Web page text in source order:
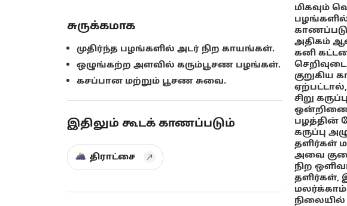
சுருக்கமாக
முதிர்ந்த பழங்களில் அடர் நிற காயங்கள்.
ஒழுங்கற்ற அளவில் கரும்பூசண பழங்கள்.
கசப்பான மற்றும் பூசண சுவை.
இதிலும் கூடக் காணப்படும்
திராட்சை
மிகவும்
பழங்களில்
அதிகம்
கனி
குறுகிய
ஏற்பட்டால்,
சிறு
பழத்தின்
கருப்பு
தளிர்கள்
அவை
நிற
தளிர்கள்,
நிலையில்